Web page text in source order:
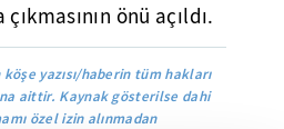
önü açıldı.
yazısı/haberin tüm hakları
aittir. Kaynak gösterilse dahi
özel izin alınmadan